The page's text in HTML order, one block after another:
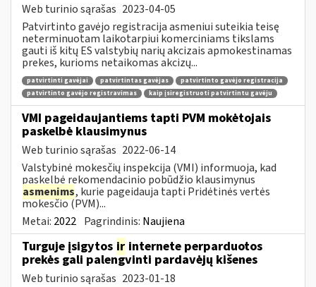
Web turinio sąrašas 2023-04-05
Patvirtinto gavėjo registracija asmeniui suteikia teisę
neterminuotam laikotarpiui komerciniams tikslams
gauti iš kitų ES valstybių narių akcizais apmokestinamas
prekes, kurioms netaikomas akcizų...
patvirtinti gavėjai patvirtintas gavėjas
patvirtinto gavėjo registracija
patvirtinto gavėjo registravimas
kaip įsiregistruoti patvirtintu gavėju
VMI pageidaujantiems tapti PVM mokėtojais
paskelbė klausimynus
Web turinio sąrašas 2022-06-14
Valstybinė mokesčių inspekcija (VMI) informuoja, kad
paskelbė rekomendacinio pobūdžio klausimynus
asmenims, kurie pageidauja tapti Pridėtinės vertės
mokesčio (PVM)...
Metai: 2022 Pagrindinis: Naujiena
Turguje įsigytos ir internete perparduotos
prekės gali palengvinti pardavėjų kišenes
Web turinio sąrašas 2023-01-18